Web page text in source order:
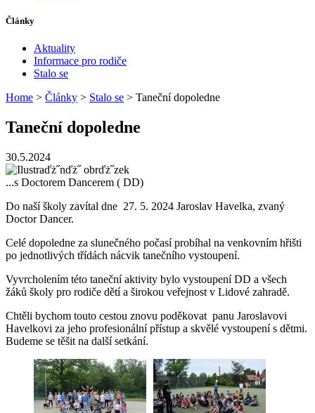
Články
Aktuality
Informace pro rodiče
Stalo se
Home > Články > Stalo se > Taneční dopoledne
Taneční dopoledne
30.5.2024
...s Doctorem Dancerem ( DD)
Do naší školy zavítal dne 27. 5. 2024 Jaroslav Havelka, zvaný
Doctor Dancer.
Celé dopoledne za slunečného počasí probíhal na venkovním hřišti
po jednotlivých třídách nácvik tanečního vystoupení.
Vyvrcholením této taneční aktivity bylo vystoupení DD a všech
žáků školy pro rodiče dětí a širokou veřejnost v Lidové zahradě.
Chtěli bychom touto cestou znovu poděkovat panu Jaroslavovi
Havelkovi za jeho profesionální přístup a skvělé vystoupení s dětmi.
Budeme se těšit na další setkání.